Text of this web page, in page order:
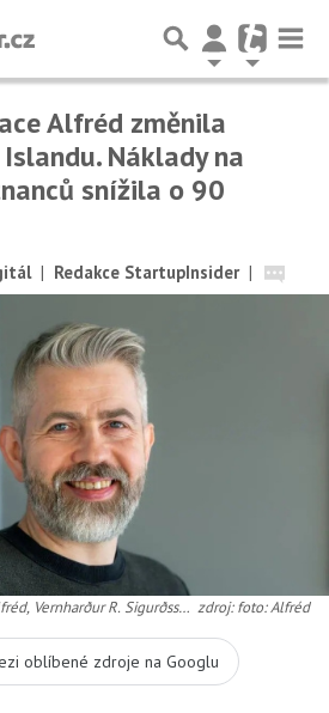
Alfréd změnila
Náklady na
snížila o 90
| Redakce StartupInsider |
Vernharður R. Sigurðsson zdroj: foto: Alfréd
oblíbené zdroje na Googlu